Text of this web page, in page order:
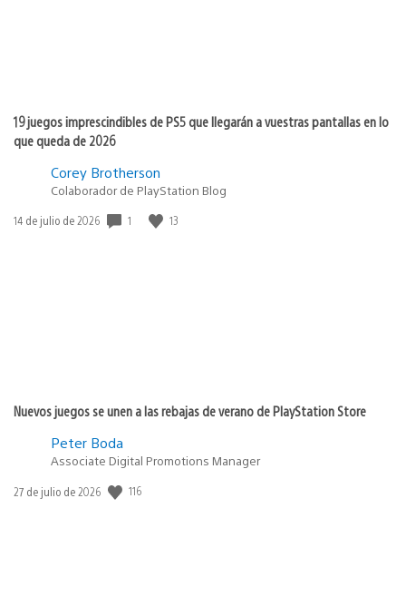
19 juegos imprescindibles de PS5 que llegarán a vuestras pantallas en lo
que queda de 2026
Corey Brotherson
Colaborador de PlayStation Blog
Fecha
14 de julio de 2026 1 13
Nuevos juegos se unen a las rebajas de verano de PlayStation Store
Peter Boda
Associate Digital Promotions Manager
Fecha
27 de julio de 2026 116